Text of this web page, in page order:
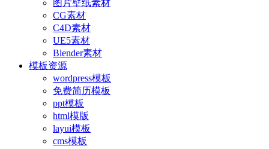
图片壁纸素材
CG素材
C4D素材
UE5素材
Blender素材
模板资源
wordpress模板
免费简历模板
ppt模板
html模版
layui模板
cms模板